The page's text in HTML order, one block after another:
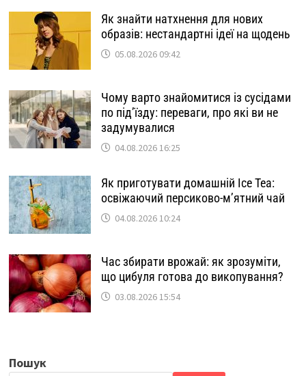
Як знайти натхнення для нових
образів: нестандартні ідеї на щодень
05.08.2026 09:42
Чому варто знайомитися із сусідами
по під’їзду: переваги, про які ви не
задумувалися
04.08.2026 16:25
Як приготувати домашній Ice Tea:
освіжаючий персиково-м’ятний чай
04.08.2026 10:24
Час збирати врожай: як зрозуміти,
що цибуля готова до викопування?
03.08.2026 15:54
Пошук